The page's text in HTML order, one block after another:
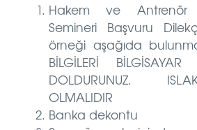
Hakem ve Antrenör
Semineri Başvuru
örneği aşağıda
BİLGİLERİ BİLGİSAYAR
DOLDURUNUZ.
OLMALIDIR
Banka dekontu